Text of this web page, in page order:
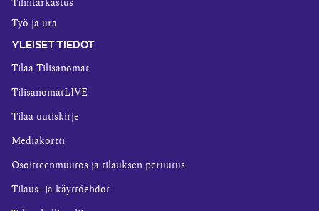
Tilintarkastus
Työ ja ura
YLEISET TIEDOT
Tilaa Tilisanomat
TilisanomatLIVE
Tilaa uutiskirje
Mediakortti
Osoitteenmuutos ja tilauksen peruutus
Tilaus- ja käyttöehdot